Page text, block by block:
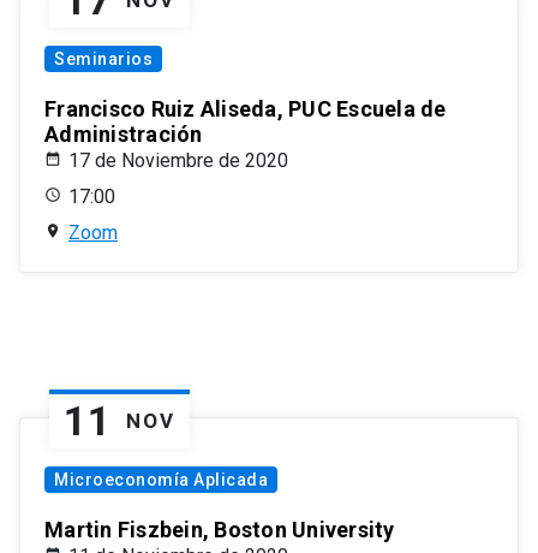
Seminarios
Francisco Ruiz Aliseda, PUC Escuela de
Administración
17 de Noviembre de 2020
17:00
Zoom
11 NOV
Microeconomía Aplicada
Martin Fiszbein, Boston University